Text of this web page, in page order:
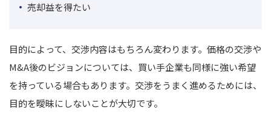
売却益を得たい
目的によって、交渉内容はもちろん変わります。価格の交渉や
M&A後のビジョンについては、買い手企業も同様に強い希望
を持っている場合もあります。交渉をうまく進めるためには、
目的を曖昧にしないことが大切です。